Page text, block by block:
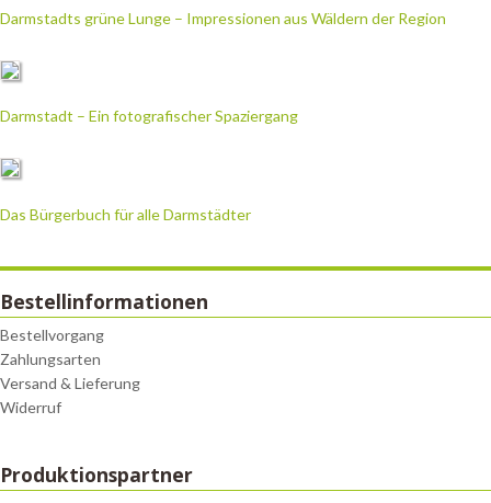
Darmstadts grüne Lunge – Impressionen aus Wäldern der Region
Darmstadt – Ein fotografischer Spaziergang
Das Bürgerbuch für alle Darmstädter
Bestellinformationen
Bestellvorgang
Zahlungsarten
Versand & Lieferung
Widerruf
Produktionspartner